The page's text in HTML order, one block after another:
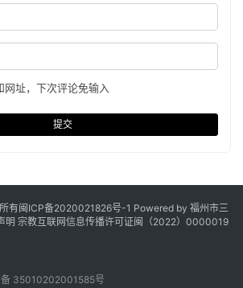
网址，下次评论免输入
提交
有闽ICP备2020021826号-1 Powered by 福州市三
明 宗教互联网信息传播许可证闽（2022）0000019
备 35010202001585号